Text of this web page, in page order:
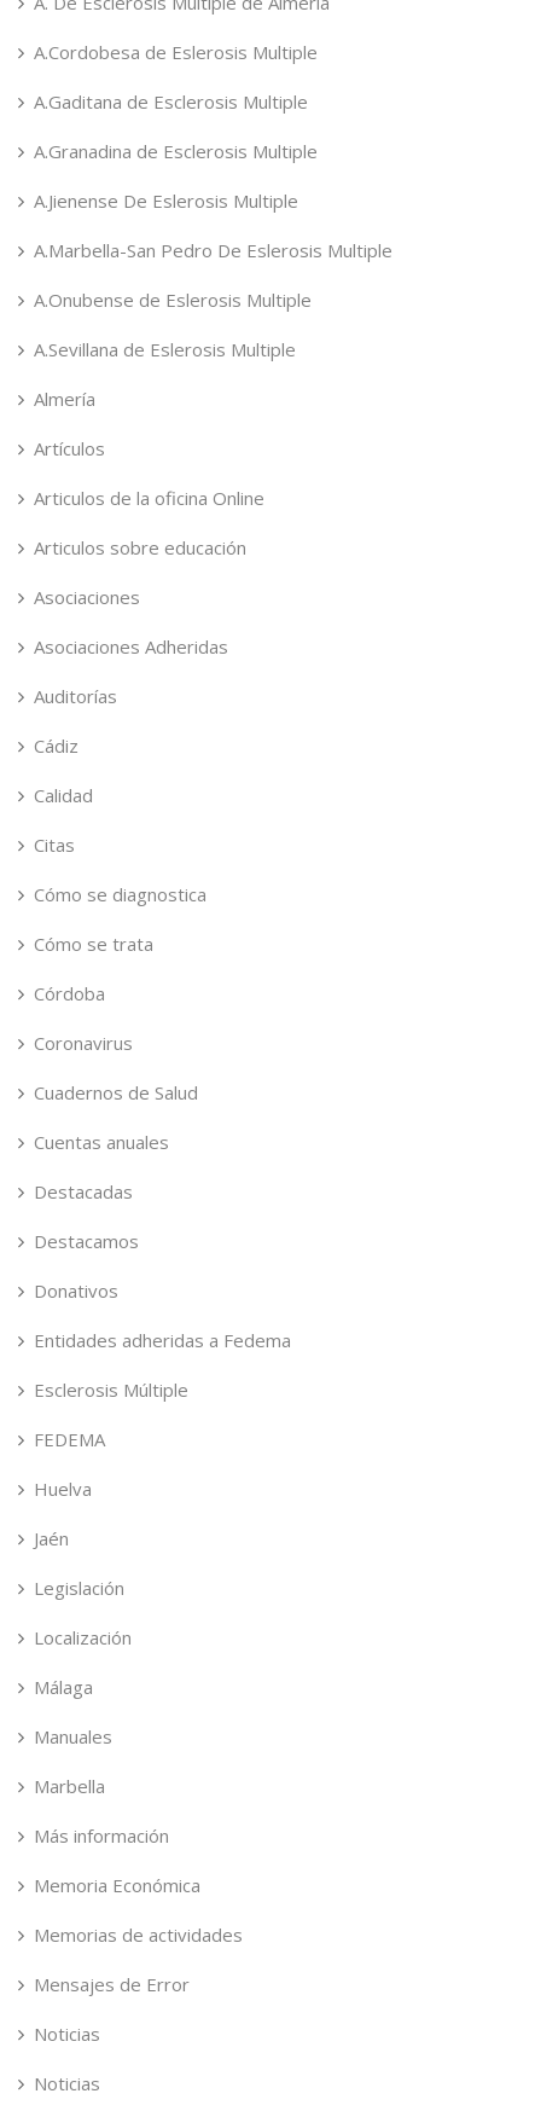
A.Cordobesa de Eslerosis Multiple
A.Gaditana de Esclerosis Multiple
A.Granadina de Esclerosis Multiple
A.Jienense De Eslerosis Multiple
A.Marbella-San Pedro De Eslerosis Multiple
A.Onubense de Eslerosis Multiple
A.Sevillana de Eslerosis Multiple
Almería
Artículos
Articulos de la oficina Online
Articulos sobre educación
Asociaciones
Asociaciones Adheridas
Auditorías
Cádiz
Calidad
Citas
Cómo se diagnostica
Cómo se trata
Córdoba
Coronavirus
Cuadernos de Salud
Cuentas anuales
Destacadas
Destacamos
Donativos
Entidades adheridas a Fedema
Esclerosis Múltiple
FEDEMA
Huelva
Jaén
Legislación
Localización
Málaga
Manuales
Marbella
Más información
Memoria Económica
Memorias de actividades
Mensajes de Error
Noticias
Noticias